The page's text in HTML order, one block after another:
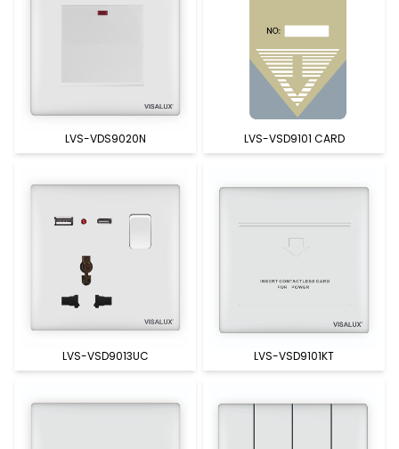
LVS-VDS9020N LVS-VSD9101 CARD
LVS-VSD9013UC LVS-VSD9101KT